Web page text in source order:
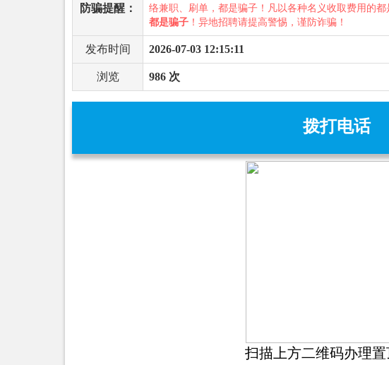
防骗提醒：
络兼职、刷单，都是骗子！凡以各种名义收取费用的都
都是骗子 ！异地招聘请提高警惕，谨防诈骗！
发布时间 2026-07-03 12:15:11
浏览 986 次
拨打电话
扫描上方二维码办理